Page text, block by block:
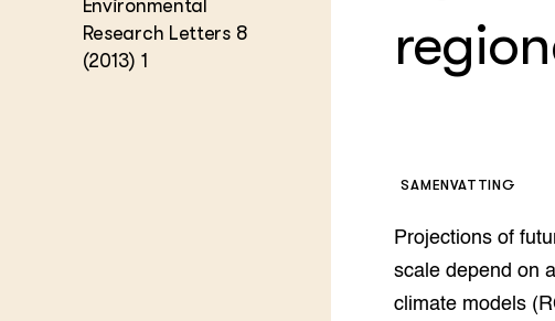
Dierverzorging
Visserij en
Kennis op
DierVizier
Environmental
Research Letters 8
(2013) 1
SAMENVATTING
Projections of
scale depend on
climate models